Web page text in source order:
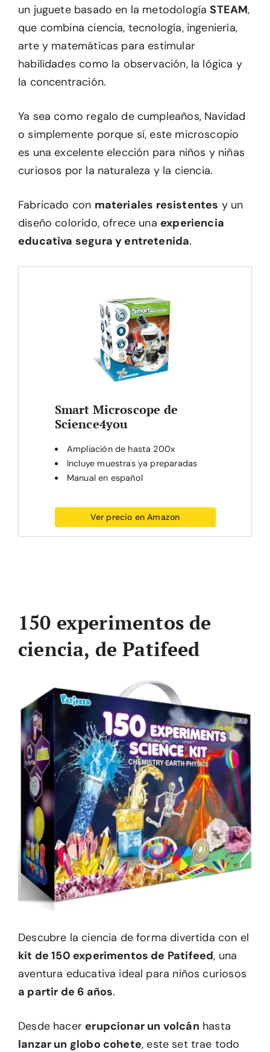
un juguete basado en la metodologíaSTEAM,
que combina ciencia, tecnología, ingeniería,
arte y matemáticas para estimular
habilidades como la observación, la lógica y
la concentración.
Ya sea como regalo de cumpleaños, Navidad
o simplemente porque sí, este microscopio
es una excelente elección para niños y niñas
curiosos por la naturaleza y la ciencia.
Fabricado con materiales resistentes y un
diseño colorido, ofrece una experiencia
educativa segura y entretenida.
Smart Microscope de
Science4you
Ampliación de hasta 200x
Incluye muestras ya preparadas
Manual en español
Ver precio en Amazon
150 experimentos de
ciencia, de Patifeed
Descubre la ciencia de forma divertida con el
kit de 150 experimentos de Patifeed, una
aventura educativa ideal para niños curiosos
a partir de 6 años.
Desde hacer erupcionar un volcán hasta
lanzar un globo cohete, este set trae todo